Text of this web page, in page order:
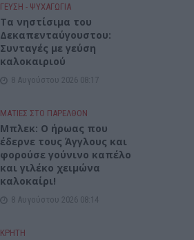
ΓΕΎΣΗ - ΨΥΧΑΓΩΓΊΑ
Τα νηστίσιμα του
Δεκαπενταύγουστου:
Συνταγές με γεύση
καλοκαιριού
8 Αυγούστου 2026 08:17
ΜΑΤΙΕΣ ΣΤΟ ΠΑΡΕΛΘΟΝ
Μπλεκ: O ήρωας που
έδερνε τους Άγγλους και
φορούσε γούνινο καπέλο
και γιλέκο χειμώνα
καλοκαίρι!
8 Αυγούστου 2026 08:14
ΚΡΗΤΗ